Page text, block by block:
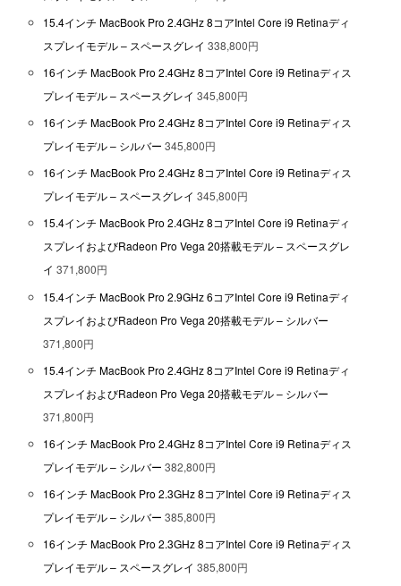
15.4インチ MacBook Pro 2.4GHz 8コアIntel Core i9 Retinaディ
スプレイモデル – スペースグレイ338,800円
16インチ MacBook Pro 2.4GHz 8コアIntel Core i9 Retinaディス
プレイモデル – スペースグレイ345,800円
16インチ MacBook Pro 2.4GHz 8コアIntel Core i9 Retinaディス
プレイモデル – シルバー345,800円
16インチ MacBook Pro 2.4GHz 8コアIntel Core i9 Retinaディス
プレイモデル – スペースグレイ345,800円
15.4インチ MacBook Pro 2.4GHz 8コアIntel Core i9 Retinaディ
スプレイおよびRadeon Pro Vega 20搭載モデル – スペースグレ
イ371,800円
15.4インチ MacBook Pro 2.9GHz 6コアIntel Core i9 Retinaディ
スプレイおよびRadeon Pro Vega 20搭載モデル – シルバー
371,800円
15.4インチ MacBook Pro 2.4GHz 8コアIntel Core i9 Retinaディ
スプレイおよびRadeon Pro Vega 20搭載モデル – シルバー
371,800円
16インチ MacBook Pro 2.4GHz 8コアIntel Core i9 Retinaディス
プレイモデル – シルバー382,800円
16インチ MacBook Pro 2.3GHz 8コアIntel Core i9 Retinaディス
プレイモデル – シルバー385,800円
16インチ MacBook Pro 2.3GHz 8コアIntel Core i9 Retinaディス
プレイモデル – スペースグレイ385,800円